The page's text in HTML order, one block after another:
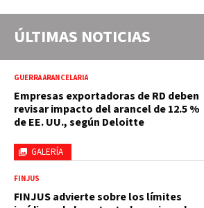
ÚLTIMAS NOTICIAS
GALERÍA
GUERRA ARANCELARIA
Empresas exportadoras de RD deben
revisar impacto del arancel de 12.5 %
de EE. UU., según Deloitte
FINJUS
FINJUS advierte sobre los límites